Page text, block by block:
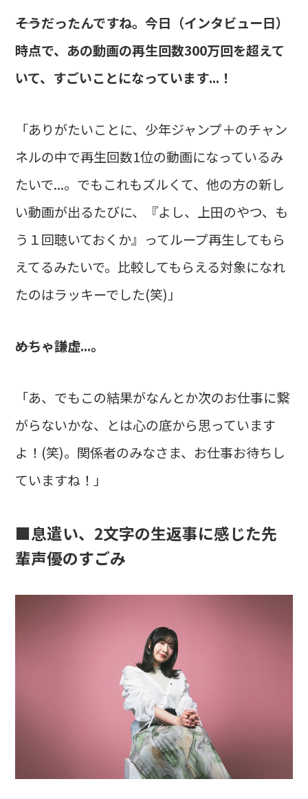
――そうだったんですね。今日（インタビュー日）
時点で、あの動画の再生回数300万回を超えて
いて、すごいことになっています...！
「ありがたいことに、少年ジャンプ＋のチャン
ネルの中で再生回数1位の動画になっているみ
たいで...。でもこれもズルくて、他の方の新し
い動画が出るたびに、『よし、上田のやつ、も
う１回聴いておくか』ってループ再生してもら
えてるみたいで。比較してもらえる対象になれ
たのはラッキーでした(笑)」
――めちゃ謙虚...。
「あ、でもこの結果がなんとか次のお仕事に繋
がらないかな、とは心の底から思っています
よ！(笑)。関係者のみなさま、お仕事お待ちし
ていますね！」
■息遣い、2文字の生返事に感じた先
輩声優のすごみ